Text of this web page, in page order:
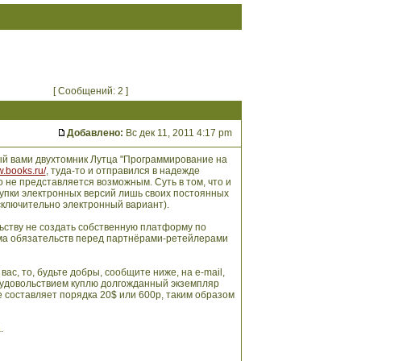
[ Сообщений: 2 ]
Добавлено: Вс дек 11, 2011 4:17 pm
вами двухтомник Лутца "Программирование на
, туда-то и отправился в надежде
не представляется возможным. Суть в том, что и
электронных версий лишь своих постоянных
электронный вариант).
не создать собственную платформу по
обязательств перед партнёрами-ретейлерами
то, будьте добры, сообщите ниже, на e-mail,
куплю долгожданный экземпляр
порядка 20$ или 600р, таким образом